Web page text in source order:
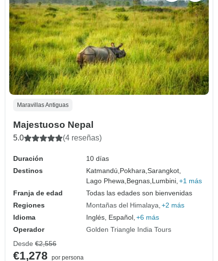
Maravillas Antiguas
Majestuoso Nepal
5.0 (4 reseñas)
Duración
10 días
Destinos
Katmandú, Pokhara,Sarangkot,
Lago Phewa, Begnas, Lumbini, +1 más
Franja de edad
Todas las edades son bienvenidas
Regiones
Montañas del Himalaya +2 más
Idioma
Inglés, Español, +6 más
Operador
Golden Triangle India Tours
Desde €2,556
€1,278
por persona